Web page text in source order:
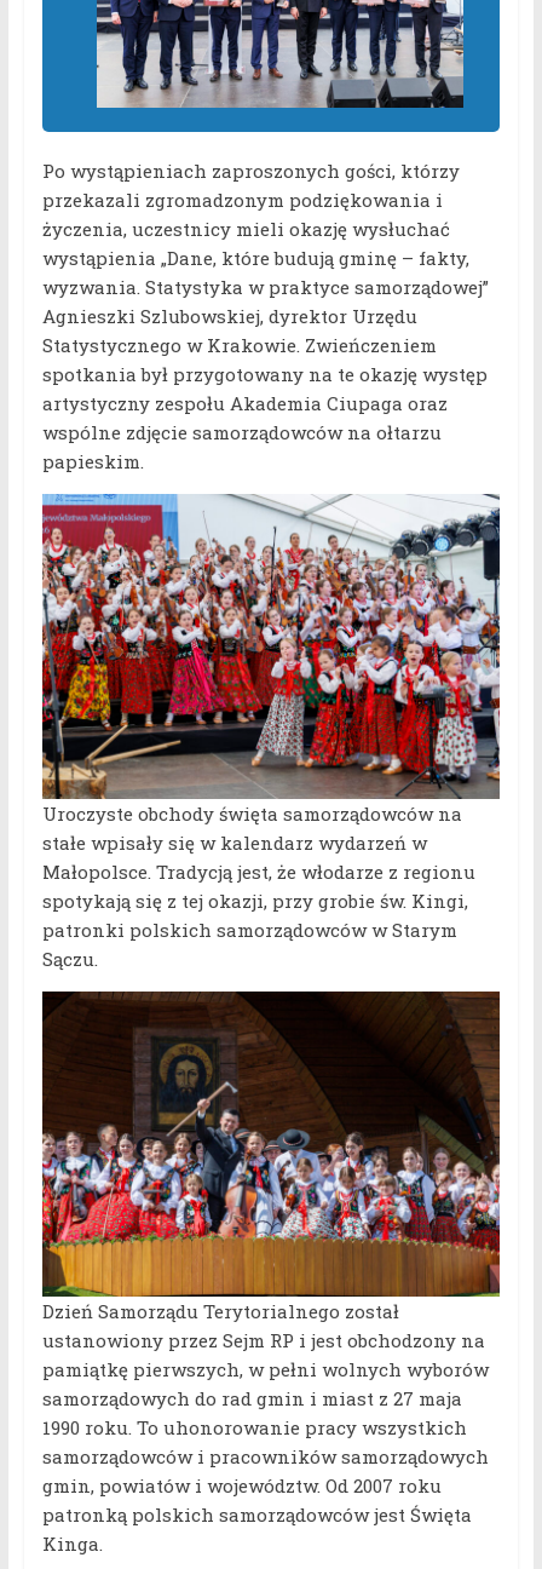
Po wystąpieniach zaproszonych gości, którzy
przekazali zgromadzonym podziękowania i
życzenia, uczestnicy mieli okazję wysłuchać
wystąpienia „Dane, które budują gminę – fakty,
wyzwania. Statystyka w praktyce samorządowej”
Agnieszki Szlubowskiej, dyrektor Urzędu
Statystycznego w Krakowie. Zwieńczeniem
spotkania był przygotowany na te okazję występ
artystyczny zespołu Akademia Ciupaga oraz
wspólne zdjęcie samorządowców na ołtarzu
papieskim.
Uroczyste obchody święta samorządowców na
stałe wpisały się w kalendarz wydarzeń w
Małopolsce. Tradycją jest, że włodarze z regionu
spotykają się z tej okazji, przy grobie św. Kingi,
patronki polskich samorządowców w Starym
Sączu.
Dzień Samorządu Terytorialnego został
ustanowiony przez Sejm RP i jest obchodzony na
pamiątkę pierwszych, w pełni wolnych wyborów
samorządowych do rad gmin i miast z 27 maja
1990 roku. To uhonorowanie pracy wszystkich
samorządowców i pracowników samorządowych
gmin, powiatów i województw. Od 2007 roku
patronką polskich samorządowców jest Święta
Kinga.